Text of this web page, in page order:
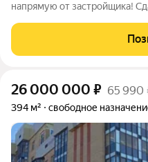
напрямую от застройщика!
назначение Отделка:
Класс энергоэффективности
26 000 000 ₽ 65 990
394 м² свободное